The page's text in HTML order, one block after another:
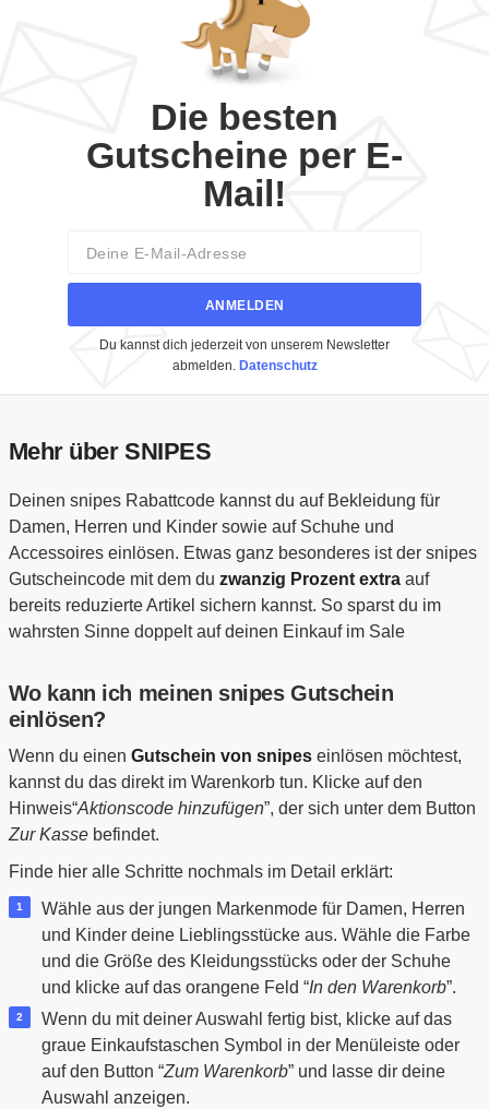
Die besten
Gutscheine per E-
Mail!
ANMELDEN
Du kannst dich jederzeit von unserem Newsletter
abmelden. Datenschutz
Mehr über SNIPES
Deinen snipes Rabattcode kannst du auf Bekleidung für
Damen, Herren und Kinder sowie auf Schuhe und
Accessoires einlösen. Etwas ganz besonderes ist der snipes
Gutscheincode mit dem du zwanzig Prozent extraauf
bereits reduzierte Artikel sichern kannst. So sparst du im
wahrsten Sinne doppelt auf deinen Einkauf im Sale
Wo kann ich meinen snipes Gutschein
einlösen?
Wenn du einen Gutschein von snipeseinlösen möchtest,
kannst du das direkt im Warenkorb tun. Klicke auf den
Hinweis“Aktionscode hinzufügen”, der sich unter dem Button
Zur Kassebefindet.
Finde hier alle Schritte nochmals im Detail erklärt:
Wähle aus der jungen Markenmode für Damen, Herren
und Kinder deine Lieblingsstücke aus. Wähle die Farbe
und die Größe des Kleidungsstücks oder der Schuhe
und klicke auf das orangene Feld “In den Warenkorb”.
Wenn du mit deiner Auswahl fertig bist, klicke auf das
graue Einkaufstaschen Symbol in der Menüleiste oder
auf den Button “Zum Warenkorb” und lasse dir deine
Auswahl anzeigen.